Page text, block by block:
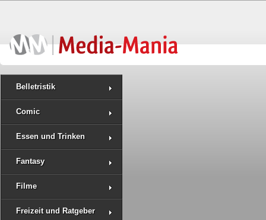
Belletristik
Comic
Essen und Trinken
Fantasy
Filme
Freizeit und Ratgeber